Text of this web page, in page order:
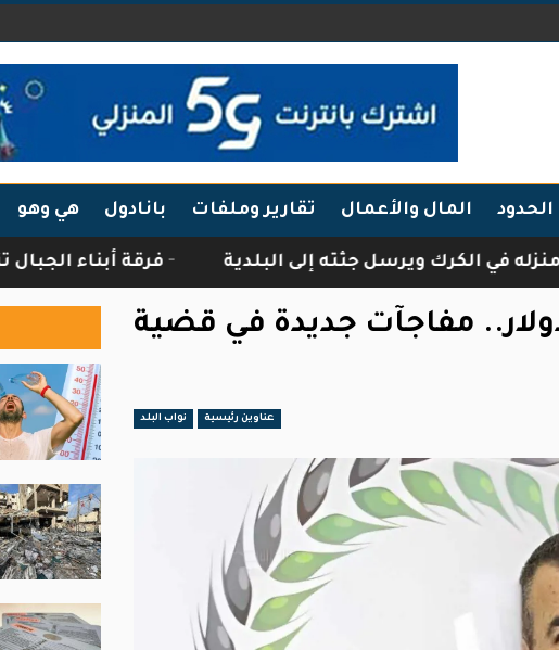
الحدود المال والأعمال تقارير وملفات بانادول هي وهو
ويرسل جثته إلى البلدية فرقة أبناء الجبال تزين
دولار.. مفاجآت جديدة في قضية
عناوين رئيسية نواب البلد